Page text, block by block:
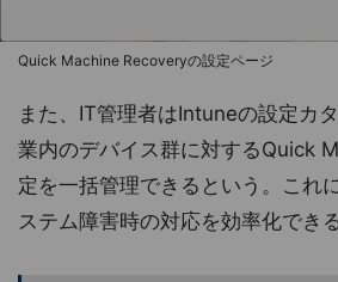
Quick Machine Recoveryの設定ページ
また、IT管理者はIntuneの設定カ
業内のデバイス群に対するQuick
定を一括管理できるという。これ
ステム障害時の対応を効率化できる